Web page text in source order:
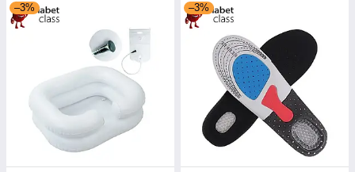
–3% –3%